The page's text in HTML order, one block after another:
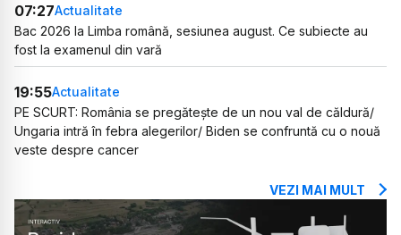
07:27Actualitate
Bac 2026 la Limba română, sesiunea august. Ce subiecte au
fost la examenul din vară
19:55Actualitate
PE SCURT: România se pregătește de un nou val de căldură/
Ungaria intră în febra alegerilor/ Biden se confruntă cu o nouă
veste despre cancer
VEZI MAI MULT